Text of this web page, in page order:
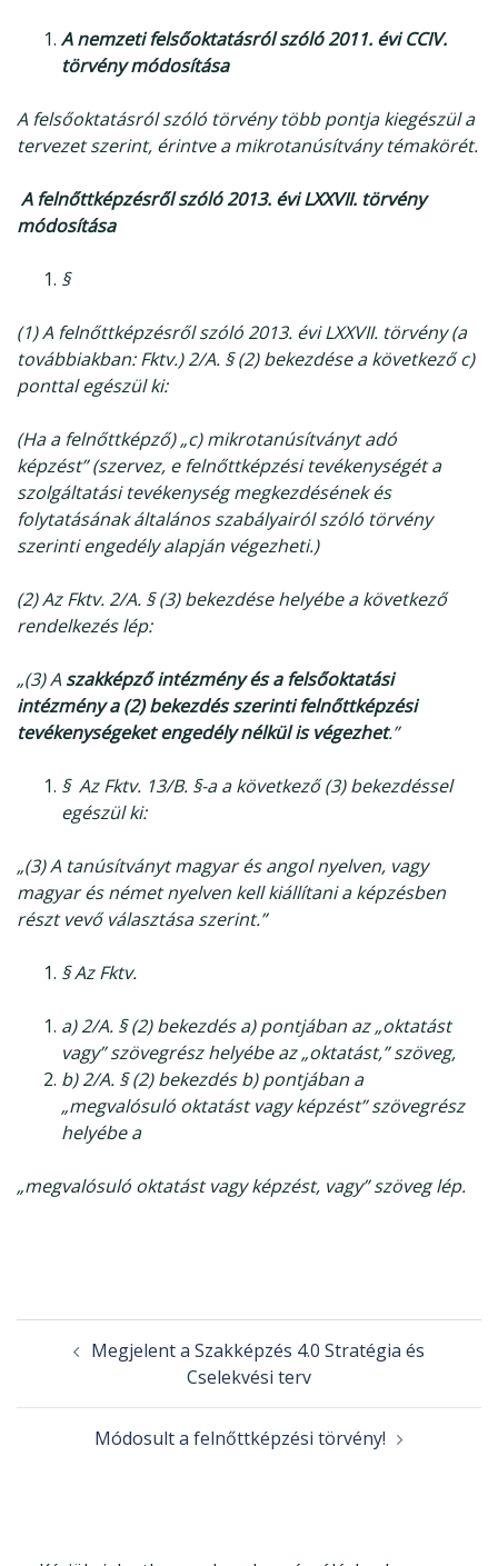
A nemzeti felsőoktatásról szóló 2011. évi CCIV.
törvény módosítása
A felsőoktatásról szóló törvény több pontja kiegészül a
tervezet szerint, érintve a mikrotanúsítvány témakörét.
A felnőttképzésről szóló 2013. évi LXXVII. törvény
módosítása
§
(1) A felnőttképzésről szóló 2013. évi LXXVII. törvény (a
továbbiakban: Fktv.) 2/A. § (2)bekezdése a következő c)
ponttal egészül ki:
(Ha a felnőttképző)„c) mikrotanúsítványt adó
képzést”(szervez, e felnőttképzési tevékenységét a
szolgáltatási tevékenység megkezdésének és
folytatásának általános szabályairól szóló törvény
szerinti engedély alapján végezheti.)
(2) Az Fktv. 2/A. § (3) bekezdése helyébe a következő
rendelkezés lép:
„(3) A szakképző intézmény és a felsőoktatási
intézmény a (2) bekezdés szerinti felnőttképzési
tevékenységeket engedély nélkül is végezhet.”
§ Az Fktv. 13/B. §-a a következő (3) bekezdéssel
egészül ki:
„(3) A tanúsítványt magyar és angol nyelven, vagy
magyar és német nyelven kell kiállítani aképzésben
részt vevő választása szerint.”
§Az Fktv.
a) 2/A. § (2) bekezdés a) pontjában az „oktatást
vagy” szövegrész helyébe az „oktatást,” szöveg,
b) 2/A. § (2) bekezdés b) pontjában a
„megvalósuló oktatást vagy képzést” szövegrész
helyébe a
„megvalósuló oktatást vagy képzést, vagy” szöveg lép.
navigationMegjelent a Szakképzés 4.0 Stratégia és
Cselekvési terv
Módosult a felnőttképzési törvény!